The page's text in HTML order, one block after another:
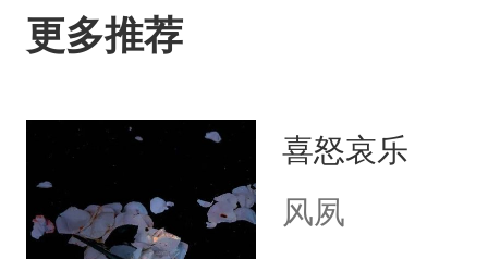
更多推荐
喜怒哀乐
风夙